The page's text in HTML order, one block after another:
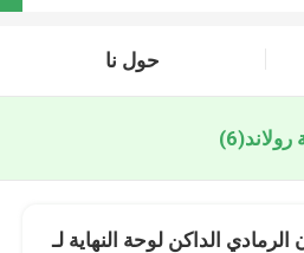
حول نا
(6)
الرمادي الداكن لوحة النهاية لـ